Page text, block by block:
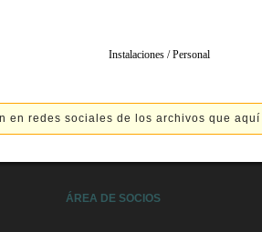
Instalaciones / Personal
en redes sociales de los archivos que
ÁREA DE SOCIOS